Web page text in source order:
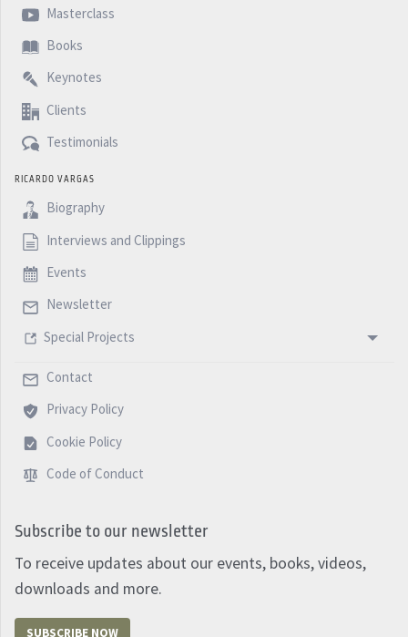
Masterclass
Books
Keynotes
Clients
Testimonials
RICARDO VARGAS
Biography
Interviews and Clippings
Events
Newsletter
Special Projects
Contact
Privacy Policy
Cookie Policy
Code of Conduct
Subscribe to our newsletter
To receive updates about our events, books, videos,
downloads and more.
SUBSCRIBE NOW